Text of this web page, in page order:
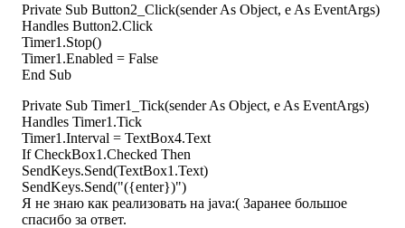
Private Sub Button2_Click(sender As Object, e As EventArgs)
Handles Button2.Click
Timer1.Stop()
Timer1.Enabled = False
End Sub
Private Sub Timer1_Tick(sender As Object, e As EventArgs)
Handles Timer1.Tick
Timer1.Interval = TextBox4.Text
If CheckBox1.Checked Then
SendKeys.Send(TextBox1.Text)
SendKeys.Send("({enter})")
Я не знаю как реализовать на java:( Заранее большое
спасибо за ответ.